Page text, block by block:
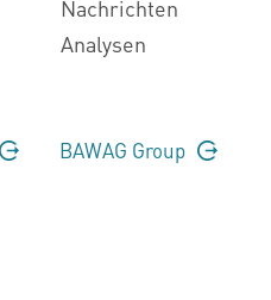
Nachrichten
Analysen
BAWAG Group